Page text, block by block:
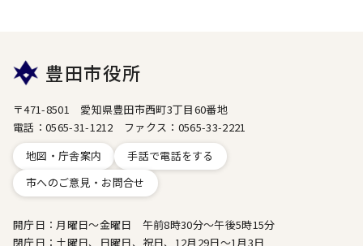
豊田市役所
〒471-8501 愛知県豊田市西町3丁目60番地
電話：0565-31-1212 ファクス：0565-33-2221
地図・庁舎案内
手話で電話をする
市へのご意見・お問合せ
開庁日：月曜日～金曜日 午前8時30分～午後5時15分
閉庁日：土曜日、日曜日、祝日、12月29日～1月3日